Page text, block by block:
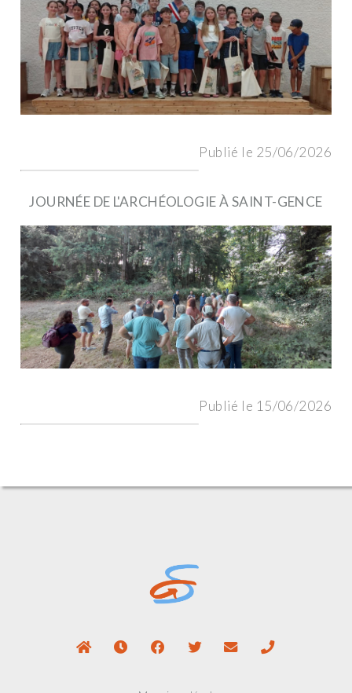
Publié le 25/06/2026
JOURNÉE DE L'ARCHÉOLOGIE À SAINT-GENCE
Publié le 15/06/2026